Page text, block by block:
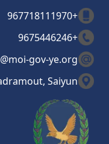
+967718111970
+9675446246
gov-ye.org
Saiyun